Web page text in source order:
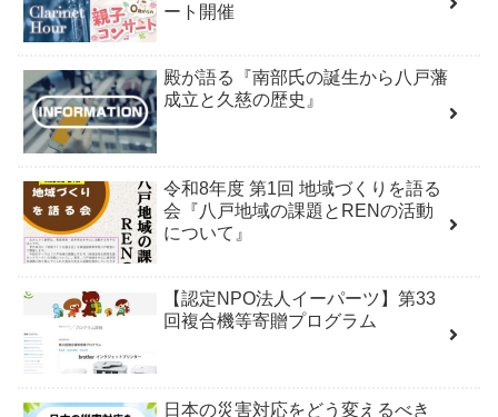
ート開催
殿が語る『南部氏の誕生から八戸藩
成立と久慈の歴史』
令和8年度 第1回 地域づくりを語る
会『八戸地域の課題とRENの活動
について』
【認定NPO法人イーパーツ】第33
回複合機等寄贈プログラム
日本の災害対応をどう変えるべき